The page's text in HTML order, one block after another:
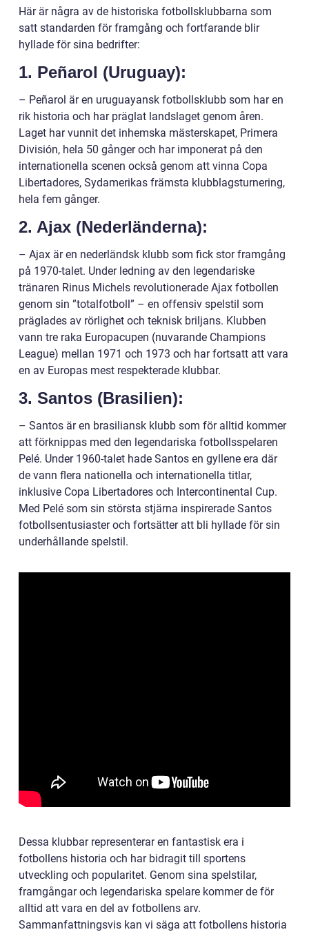
Här är några av de historiska fotbollsklubbarna som
satt standarden för framgång och fortfarande blir
hyllade för sina bedrifter:
1. Peñarol (Uruguay):
– Peñarol är en uruguayansk fotbollsklubb som har en
rik historia och har präglat landslaget genom åren.
Laget har vunnit det inhemska mästerskapet, Primera
División, hela 50 gånger och har imponerat på den
internationella scenen också genom att vinna Copa
Libertadores, Sydamerikas främsta klubblagsturnering,
hela fem gånger.
2. Ajax (Nederländerna):
– Ajax är en nederländsk klubb som fick stor framgång
på 1970-talet. Under ledning av den legendariske
tränaren Rinus Michels revolutionerade Ajax fotbollen
genom sin ”totalfotboll” – en offensiv spelstil som
präglades av rörlighet och teknisk briljans. Klubben
vann tre raka Europacupen (nuvarande Champions
League) mellan 1971 och 1973 och har fortsatt att vara
en av Europas mest respekterade klubbar.
3. Santos (Brasilien):
– Santos är en brasiliansk klubb som för alltid kommer
att förknippas med den legendariska fotbollsspelaren
Pelé. Under 1960-talet hade Santos en gyllene era där
de vann flera nationella och internationella titlar,
inklusive Copa Libertadores och Intercontinental Cup.
Med Pelé som sin största stjärna inspirerade Santos
fotbollsentusiaster och fortsätter att bli hyllade för sin
underhållande spelstil.
Dessa klubbar representerar en fantastisk era i
fotbollens historia och har bidragit till sportens
utveckling och popularitet. Genom sina spelstilar,
framgångar och legendariska spelare kommer de för
alltid att vara en del av fotbollens arv.
Sammanfattningsvis kan vi säga att fotbollens historia